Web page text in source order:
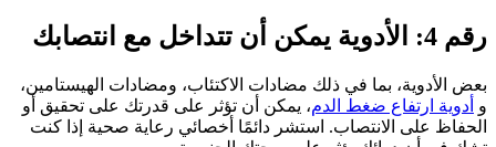
رقم 4: الأدوية يمكن أن تتداخل مع انتصابك
بعض الأدوية، بما في ذلك مضادات الاكتئاب، ومضادات الهيستامين،
و أدوية ارتفاع ضغط الدم، يمكن أن تؤثر على قدرتك على تحقيق أو
الحفاظ على الانتصاب. استشر دائمًا أخصائي رعاية صحية إذا كنت